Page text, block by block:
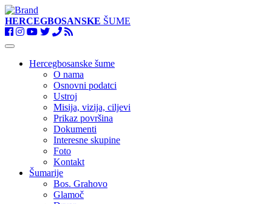
HERCEGBOSANSKE ŠUME
Toggle
navigationHercegbosanske šume
O nama
Osnovni podatci
Ustroj
Misija, vizija, ciljevi
Prikaz površina
Dokumenti
Interesne skupine
Foto
Kontakt
Šumarije
Bos. Grahovo
Glamoč